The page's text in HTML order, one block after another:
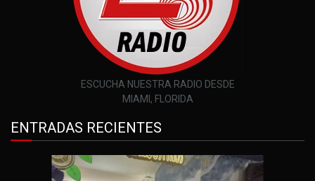
ESCUCHA NUESTRA RADIO DESDE
MIAMI, FLORIDA
ENTRADAS RECIENTES